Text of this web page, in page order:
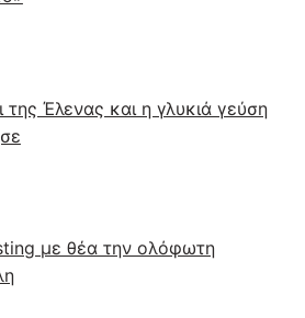
της Έλενας και η γλυκιά γεύση
με θέα την ολόφωτη